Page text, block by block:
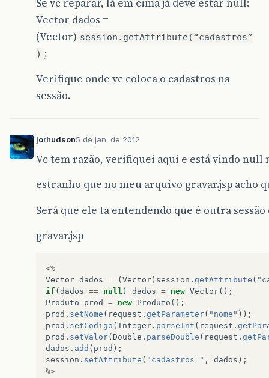
Vector dados =
(Vector) session.getAttribute(“cadastros”
) ;
Verifique onde vc coloca o cadastros na
sessão.
jorhudson5 de jan. de 2012
Vc tem razão, verifiquei aqui e está vindo null
estranho que no meu arquivo gravar.jsp acho
Será que ele ta entendendo que é outra
gravar.jsp
<%
Vector dados = (Vector) session . getAttribute (
if (dados == null ) dados = new Vector();
Produto
prod = new Produto ();
prod . setNome ( request . getParameter( "nome" ));
prod . setCodigo ( Integer . parseInt ( request .
prod . setValor(Double . parseDouble ( request .
dados . add ( prod );
session . setAttribute ( "cadastros " , dados );
%>